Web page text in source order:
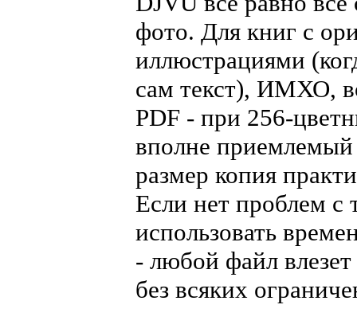
фото. Для книг с
иллюстрациями
сам текст), ИМХО,
PDF - при 256-
вполне приемлемый
размер копия
Если нет проблем с
использовать
- любой файл
без всяких